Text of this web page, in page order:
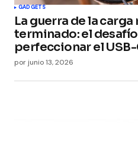
GADGETS
La guerra de la carga
terminado: el
perfeccionar el
por junio 13, 2026